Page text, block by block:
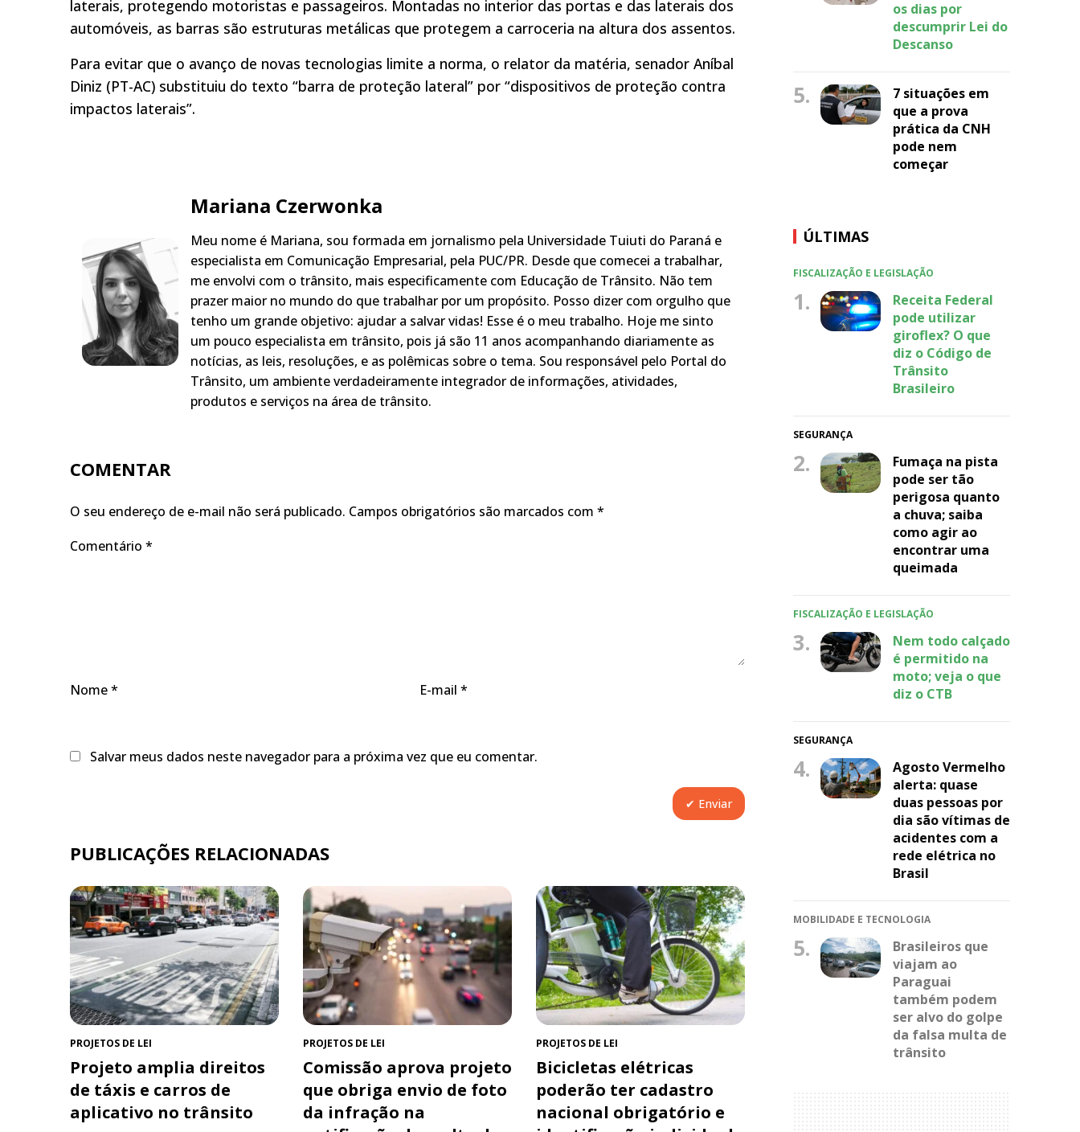
laterais, protegendo motoristas e passageiros. Montadas no interior das portas e das laterais dos
automóveis, as barras são estruturas metálicas que protegem a carroceria na altura dos assentos.
Para evitar que o avanço de novas tecnologias limite a norma, o relator da matéria, senador Aníbal
Diniz (PT-AC) substituiu do texto “barra de proteção lateral” por “dispositivos de proteção contra
impactos laterais”.
Mariana Czerwonka
Meu nome é Mariana, sou formada em jornalismo pela Universidade Tuiuti do Paraná e
especialista em Comunicação Empresarial, pela PUC/PR. Desde que comecei a trabalhar,
me envolvi com o trânsito, mais especificamente com Educação de Trânsito. Não tem
prazer maior no mundo do que trabalhar por um propósito. Posso dizer com orgulho que
tenho um grande objetivo: ajudar a salvar vidas! Esse é o meu trabalho. Hoje me sinto
um pouco especialista em trânsito, pois já são 11 anos acompanhando diariamente as
notícias, as leis, resoluções, e as polêmicas sobre o tema. Sou responsável pelo Portal do
Trânsito, um ambiente verdadeiramente integrador de informações, atividades,
produtos e serviços na área de trânsito.
COMENTAR
O seu endereço de e-mail não será publicado. Campos obrigatórios são marcados com *
Comentário *
Nome* E-mail *
Salvar meus dados neste navegador para a próxima vez que eu comentar.
PUBLICAÇÕES RELACIONADAS
PROJETOS DE LEI
Projeto amplia direitos
de táxis e carros de
aplicativo no trânsito
PROJETOS DE LEI
Comissão aprova projeto
que obriga envio de foto
da infração na
PROJETOS DE LEI
Bicicletas elétricas
poderão ter cadastro
nacional obrigatório e
os dias por
descumprir Lei do
Descanso
5.
7 situações em
que a prova
prática da CNH
pode nem
começar
ÚLTIMAS
FISCALIZAÇÃO E LEGISLAÇÃO
1.
Receita Federal
pode utilizar
giroflex? O que
diz o Código de
Trânsito
Brasileiro
SEGURANÇA
2.
Fumaça na pista
pode ser tão
perigosa quanto
a chuva; saiba
como agir ao
encontrar uma
queimada
FISCALIZAÇÃO E LEGISLAÇÃO
3.
Nem todo calçado
é permitido na
moto; veja o que
diz o CTB
SEGURANÇA
4.
Agosto Vermelho
alerta: quase
duas pessoas por
dia são vítimas de
acidentes com a
rede elétrica no
Brasil
MOBILIDADE E TECNOLOGIA
5.
Brasileiros que
viajam ao
Paraguai
também podem
ser alvo do golpe
da falsa multa de
trânsito